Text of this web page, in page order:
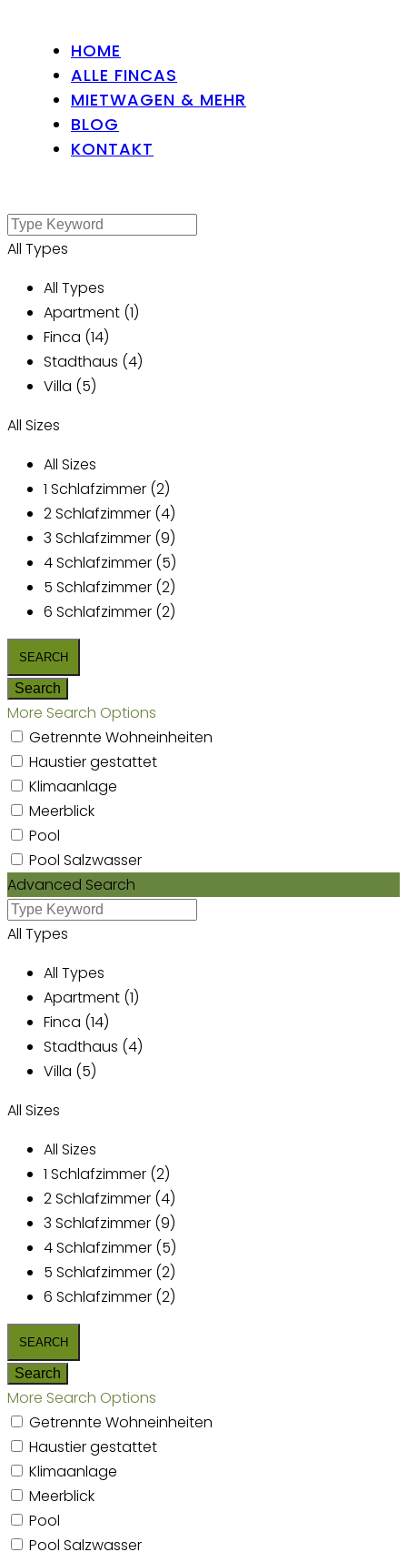
HOME
ALLE FINCAS
MIETWAGEN & MEHR
BLOG
KONTAKT
All Types
All Types
Apartment (1)
Finca (14)
Stadthaus (4)
Villa (5)
All Sizes
All Sizes
1 Schlafzimmer (2)
2 Schlafzimmer (4)
3 Schlafzimmer (9)
4 Schlafzimmer (5)
5 Schlafzimmer (2)
6 Schlafzimmer (2)
More Search Options
Getrennte Wohneinheiten
Haustier gestattet
Klimaanlage
Meerblick
Pool
Pool Salzwasser
Advanced Search
All Types
All Types
Apartment (1)
Finca (14)
Stadthaus (4)
Villa (5)
All Sizes
All Sizes
1 Schlafzimmer (2)
2 Schlafzimmer (4)
3 Schlafzimmer (9)
4 Schlafzimmer (5)
5 Schlafzimmer (2)
6 Schlafzimmer (2)
More Search Options
Getrennte Wohneinheiten
Haustier gestattet
Klimaanlage
Meerblick
Pool
Pool Salzwasser